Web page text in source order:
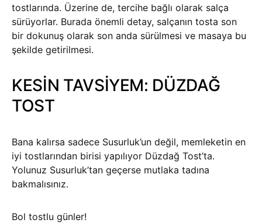
tostlarında. Üzerine de, tercihe bağlı olarak salça
sürüyorlar. Burada önemli detay, salçanın tosta son
bir dokunuş olarak son anda sürülmesi ve masaya bu
şekilde getirilmesi.
KESİN TAVSİYEM: DÜZDAĞ
TOST
Bana kalırsa sadece Susurluk’un değil, memleketin en
iyi tostlarından birisi yapılıyor Düzdağ Tost’ta.
Yolunuz Susurluk’tan geçerse mutlaka tadına
bakmalısınız.
Bol tostlu günler!